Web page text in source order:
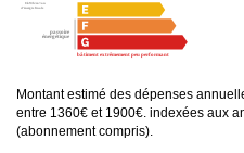
Montant estimé des dépenses
entre 1360€ et 1900€. indexées aux
(abonnement compris).